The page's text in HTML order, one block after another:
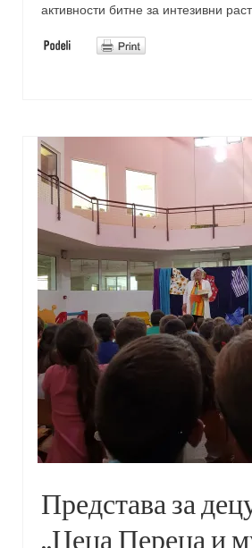
активности битне за интезивни
Представа за
,,Цеца Переца и